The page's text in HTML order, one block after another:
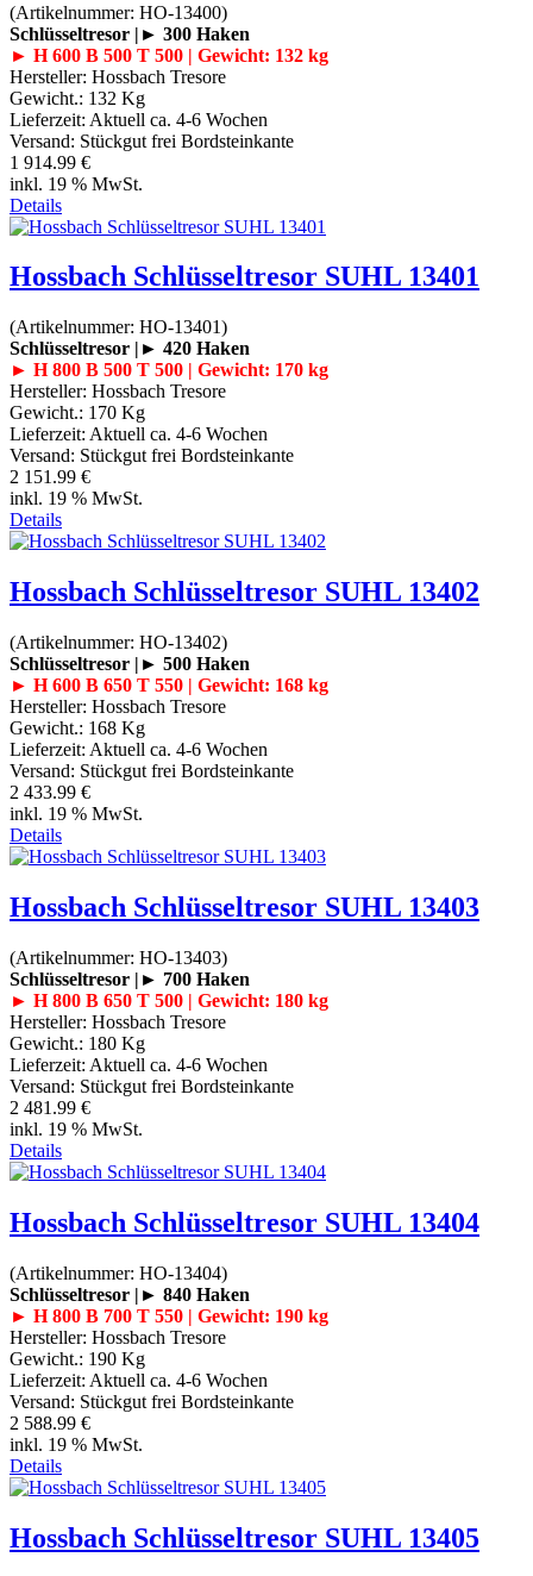
(Artikelnummer: HO-13400)
Schlüsseltresor |► 300 Haken
► H 600 B 500 T 500 | Gewicht: 132 kg
Hersteller: Hossbach Tresore
Gewicht.: 132 Kg
Lieferzeit: Aktuell ca. 4-6 Wochen
Versand: Stückgut frei Bordsteinkante
1 914.99 €
inkl. 19 % MwSt.
Details
Hossbach Schlüsseltresor SUHL 13401
(Artikelnummer: HO-13401)
Schlüsseltresor |► 420 Haken
► H 800 B 500 T 500 | Gewicht: 170 kg
Hersteller: Hossbach Tresore
Gewicht.: 170 Kg
Lieferzeit: Aktuell ca. 4-6 Wochen
Versand: Stückgut frei Bordsteinkante
2 151.99 €
inkl. 19 % MwSt.
Details
Hossbach Schlüsseltresor SUHL 13402
(Artikelnummer: HO-13402)
Schlüsseltresor |► 500 Haken
► H 600 B 650 T 550 | Gewicht: 168 kg
Hersteller: Hossbach Tresore
Gewicht.: 168 Kg
Lieferzeit: Aktuell ca. 4-6 Wochen
Versand: Stückgut frei Bordsteinkante
2 433.99 €
inkl. 19 % MwSt.
Details
Hossbach Schlüsseltresor SUHL 13403
(Artikelnummer: HO-13403)
Schlüsseltresor |► 700 Haken
► H 800 B 650 T 500 | Gewicht: 180 kg
Hersteller: Hossbach Tresore
Gewicht.: 180 Kg
Lieferzeit: Aktuell ca. 4-6 Wochen
Versand: Stückgut frei Bordsteinkante
2 481.99 €
inkl. 19 % MwSt.
Details
Hossbach Schlüsseltresor SUHL 13404
(Artikelnummer: HO-13404)
Schlüsseltresor |► 840 Haken
► H 800 B 700 T 550 | Gewicht: 190 kg
Hersteller: Hossbach Tresore
Gewicht.: 190 Kg
Lieferzeit: Aktuell ca. 4-6 Wochen
Versand: Stückgut frei Bordsteinkante
2 588.99 €
inkl. 19 % MwSt.
Details
Hossbach Schlüsseltresor SUHL 13405